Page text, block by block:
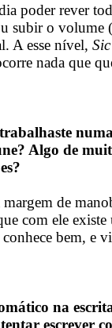
poder rever
subir o
A esse nível,
nada que
Algo de
de
com ele
bem, e
na
escrever